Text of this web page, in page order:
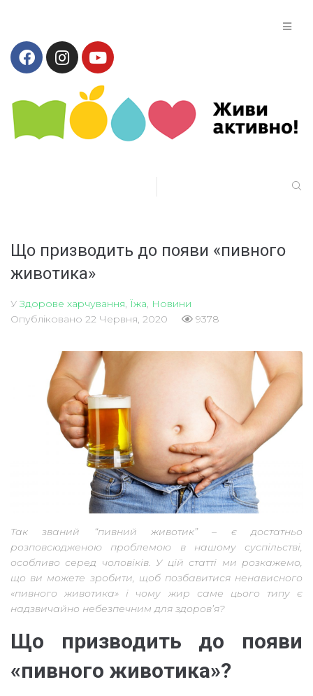
Що призводить до появи «пивного
животика»
УЗдорове харчування Їжа Новини
Опубліковано 22 Червня, 2020 9378
Так званий “пивний животик” – є достатньо
розповсюдженою проблемою в нашому суспільстві,
особливо серед чоловіків. У цій статті ми розкажемо,
що ви можете зробити, щоб позбавитися ненависного
«пивного животика» і чому жир саме цього типу є
надзвичайно небезпечним для здоров’я?
Що призводить до появи
«пивного животика»?